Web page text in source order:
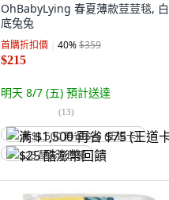
OhBabyLying 春夏薄款荳荳毯, 白
底兔兔
首購折扣價 40%$359
$215
明天 8/7 (五) 預計送達
(13)
满 $1,500 再省 $75 (王道卡)
$25 酷澎幣回饋